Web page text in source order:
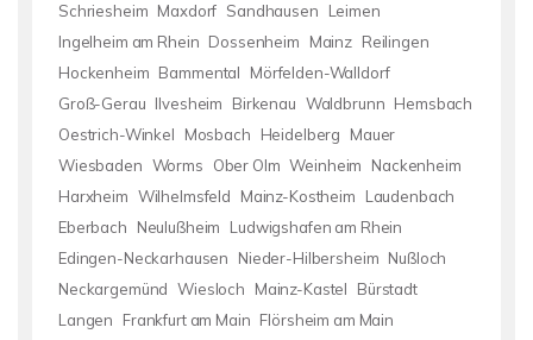
Schriesheim Maxdorf Sandhausen
Leimen
Ingelheim am Rhein Dossenheim Mainz Reilingen
Hockenheim Bammental
Mörfelden-Walldorf
Groß-Gerau Ilvesheim Birkenau Waldbrunn Hemsbach
Oestrich-Winkel
Mosbach Heidelberg
Mauer
Wiesbaden Worms Ober Olm Weinheim
Nackenheim
Harxheim Wilhelmsfeld Mainz-Kostheim
Laudenbach
Eberbach
Neulußheim
Ludwigshafen am Rhein
Edingen-Neckarhausen
Nieder-Hilbersheim Nußloch
Neckargemünd Wiesloch Mainz-Kastel
Bürstadt
Langen
Frankfurt am Main Flörsheim am Main